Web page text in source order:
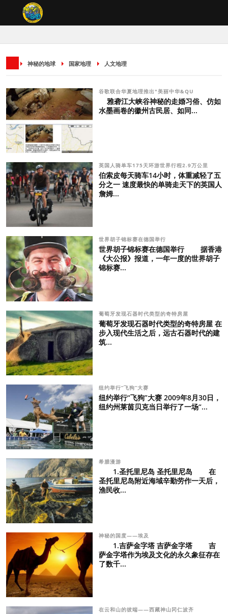
神秘的地球 国家地理 人文地理
谷歌联合华夏地理推出"美丽中华&QU
雅砻江大峡谷神秘的走婚习俗、仿如
水墨画卷的徽州古民居、如同...
英国人骑单车175天环游世界行程2.9万公里
伯索皮每天骑车14小时，体重减轻了五
分之一 速度最快的单骑走天下的英国人
詹姆...
世界胡子锦标赛在德国举行
世界胡子锦标赛在德国举行 据香港
《大公报》报道，一年一度的世界胡子
锦标赛...
葡萄牙发现石器时代类型的奇特房屋
葡萄牙发现石器时代类型的奇特房屋 在
步入现代生活之后，远古石器时代的建
筑...
纽约举行“飞狗”大赛
纽约举行“飞狗”大赛 2009年8月30日，
纽约州莱茵贝克当日举行了一场“...
希腊漫游
1.圣托里尼岛 圣托里尼岛 在
圣托里尼岛附近海域辛勤劳作一天后，
渔民收...
神秘的国度——埃及
1.吉萨金字塔 吉萨金字塔 吉
萨金字塔作为埃及文化的永久象征存在
了数千...
在云和山的彼端——西藏神山冈仁波齐